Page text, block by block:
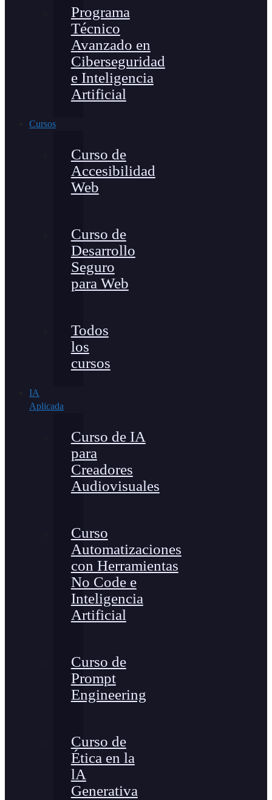
Programa
Técnico
Avanzado en
Ciberseguridad
e Inteligencia
Artificial
Cursos
Curso de
Accesibilidad
Web
Curso de
Desarrollo
Seguro
para Web
Todos
los
cursos
IA
Aplicada
Curso de IA
para
Creadores
Audiovisuales
Curso
Automatizaciones
con Herramientas
No Code e
Inteligencia
Artificial
Curso de
Prompt
Engineering
Curso de
Ética en la
lA
Generativa